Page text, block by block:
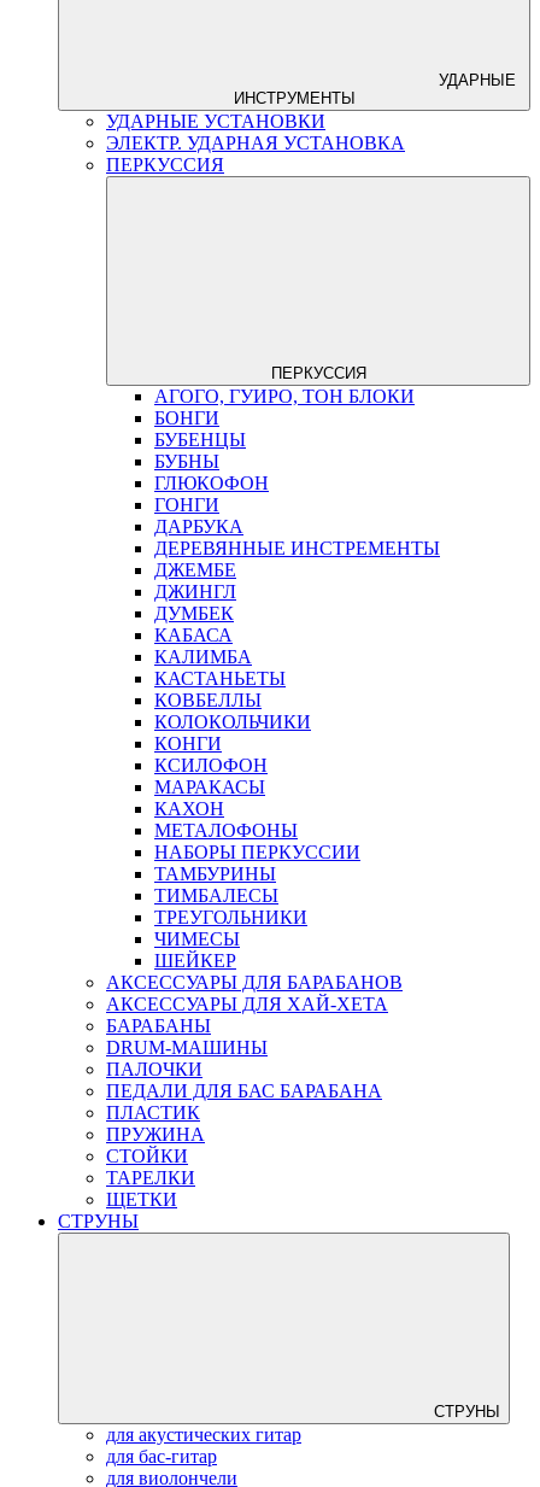
УДАРНЫЕ
ИНСТРУМЕНТЫ
УДАРНЫЕ УСТАНОВКИ
ЭЛЕКТР. УДАРНАЯ УСТАНОВКА
ПЕРКУССИЯ
ПЕРКУССИЯ
АГОГО, ГУИРО, ТОН БЛОКИ
БОНГИ
БУБЕНЦЫ
БУБНЫ
ГЛЮКОФОН
ГОНГИ
ДАРБУКА
ДЕРЕВЯННЫЕ ИНСТРЕМЕНТЫ
ДЖЕМБЕ
ДЖИНГЛ
ДУМБЕК
КАБАСА
КАЛИМБА
КАСТАНЬЕТЫ
КОВБЕЛЛЫ
КОЛОКОЛЬЧИКИ
КОНГИ
КСИЛОФОН
МАРАКАСЫ
КАХОН
МЕТАЛОФОНЫ
НАБОРЫ ПЕРКУССИИ
ТАМБУРИНЫ
ТИМБАЛЕСЫ
ТРЕУГОЛЬНИКИ
ЧИМЕСЫ
ШЕЙКЕР
АКСЕССУАРЫ ДЛЯ БАРАБАНОВ
АКСЕССУАРЫ ДЛЯ ХАЙ-ХЕТА
БАРАБАНЫ
DRUM-МАШИНЫ
ПАЛОЧКИ
ПЕДАЛИ ДЛЯ БАС БАРАБАНА
ПЛАСТИК
ПРУЖИНА
СТОЙКИ
ТАРЕЛКИ
ЩЕТКИ
СТРУНЫ
СТРУНЫ
для акустических гитар
для бас-гитар
для виолончели